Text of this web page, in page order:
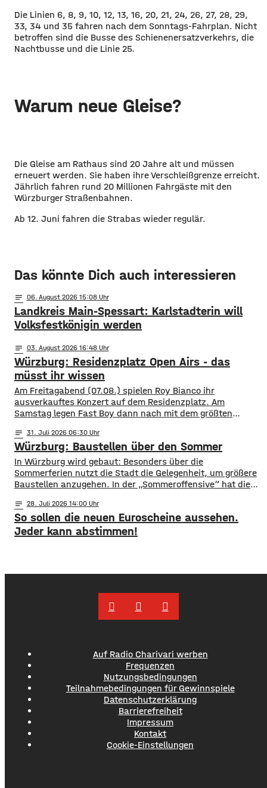
Die Linien 6, 8, 9, 10, 12, 13, 16, 20, 21, 24, 26, 27, 28, 29,
33, 34 und 35 fahren nach dem Sonntags-Fahrplan. Nicht
betroffen sind die Busse des Schienenersatzverkehrs, die
Nachtbusse und die Linie 25.
Warum neue Gleise?
Die Gleise am Rathaus sind 20 Jahre alt und müssen
erneuert werden. Sie haben ihre Verschleißgrenze erreicht.
Jährlich fahren rund 20 Millionen Fahrgäste mit den
Würzburger Straßenbahnen.
Ab 12. Juni fahren die Strabas wieder regulär.
Das könnte Dich auch interessieren
notes 06. August 2026 15:08
Landkreis Main-Spessart: Karlstadterin will
Volksfestkönigin werden
notes 03. August 2026 16:48
Würzburg: Residenzplatz Open Airs - das
müsst ihr wissen
Am Freitagabend (07.08.) spielen Roy Bianco ihr
ausverkauftes Konzert auf dem Residenzplatz. Am
Samstag legen Fast Boy dann nach mit dem größten
Konzertwochenende wissen müsst, gibt es hier.
Straßensperrungen: vom 07.08. 6 Uhr bis 09.08. 5 Uhr
Rennweg vollständig gesperrt Balthasar-Neumann-
Promenade zwischen den Einmündungen Neubau- und
Theaterstraße
notes 31. Juli 2026 06:30
Würzburg: Baustellen über den Sommer
​​In Würzburg wird gebaut: Besonders über die
Sommerferien nutzt die Stadt die Gelegenheit, um größere
Baustellen anzugehen. In der „Sommeroffensive“ hat die
anderem die Sperrung der B27-Brücke bekanntgegeben.
Eine Übersicht über alle aktuellen Baustellen findet ihr
hier. ​Sperrung B27-Brücke ​Eine der größten
Einschränkungen wird für Autofahrer die Sperrung der B27-
notes 28. Juli 2026 14:00
So sollen die neuen Euroscheine aussehen.
Jeder kann abstimmen!
Auf Radio Charivari werben
Frequenzen
Nutzungsbedingungen
Teilnahmebedingungen für Gewinnspiele
Datenschutzerklärung
Barrierefreiheit
Impressum
Kontakt
Cookie-Einstellungen